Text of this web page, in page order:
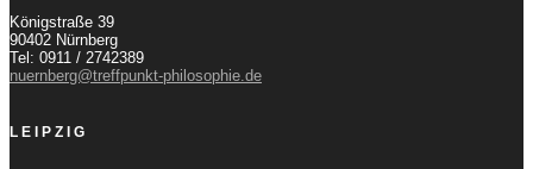
Königstraße 39
90402 Nürnberg
Tel: 0911 / 2742389
nuernberg@treffpunkt-philosophie.de
LEIPZIG